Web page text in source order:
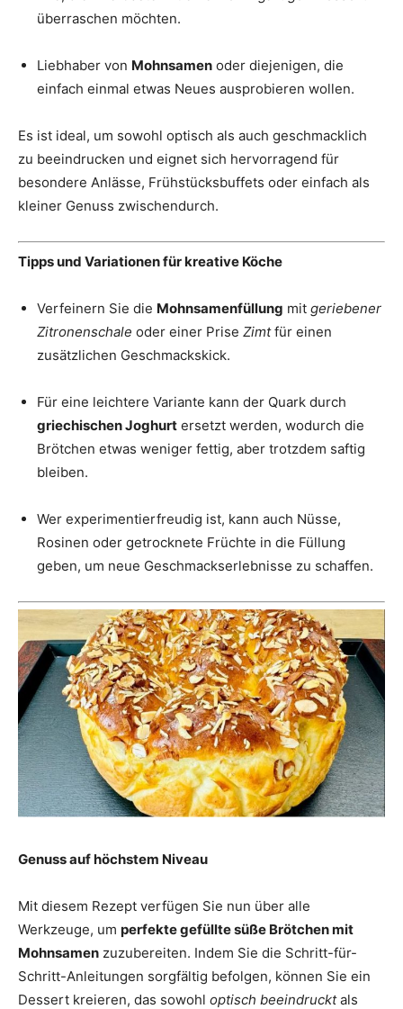
überraschen möchten.
Liebhaber von Mohnsamen oder diejenigen, die
einfach einmal etwas Neues ausprobieren wollen.
Es ist ideal, um sowohl optisch als auch geschmacklich
zu beeindrucken und eignet sich hervorragend für
besondere Anlässe, Frühstücksbuffets oder einfach als
kleiner Genuss zwischendurch.
Tipps und Variationen für kreative Köche
Verfeinern Sie die Mohnsamenfüllung mit geriebener
Zitronenschale oder einer Prise Zimtfür einen
zusätzlichen Geschmackskick.
Für eine leichtere Variante kann der Quark durch
griechischen Joghurt ersetzt werden, wodurch die
Brötchen etwas weniger fettig, aber trotzdem saftig
bleiben.
Wer experimentierfreudig ist, kann auch Nüsse,
Rosinen oder getrocknete Früchte in die Füllung
geben, um neue Geschmackserlebnisse zu schaffen.
Genuss auf höchstem Niveau
Mit diesem Rezept verfügen Sie nun über alle
Werkzeuge, um perfekte gefüllte süße Brötchen mit
Mohnsamen zuzubereiten. Indem Sie die Schritt-für-
Schritt-Anleitungen sorgfältig befolgen, können Sie ein
Dessert kreieren, das sowohl optisch beeindrucktals